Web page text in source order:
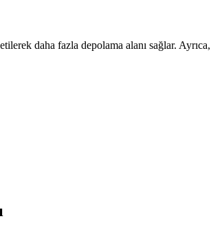
daha fazla depolama alanı sağlar.